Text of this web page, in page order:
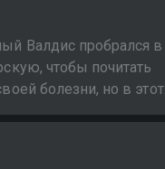
горем Казарян
и узнает, что
была беременна!
Валдис пробрался в
чтобы почитать
болезни, но в этот
вошли
в шкафу, но там